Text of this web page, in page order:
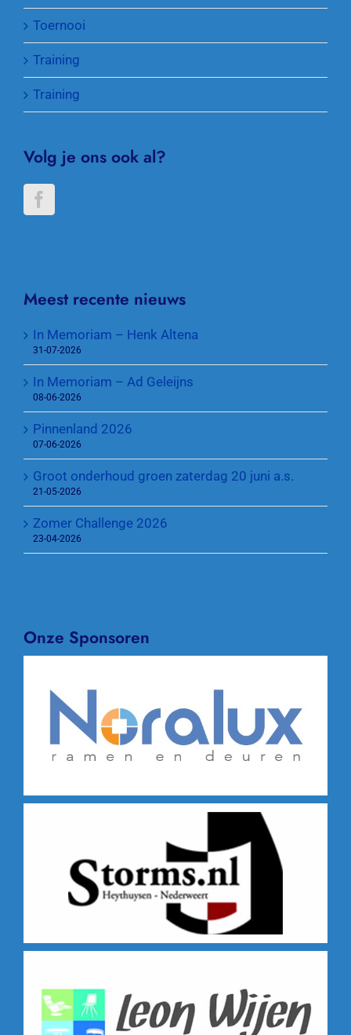
Toernooi
Training
Training
Volg je ons ook al?
Meest recente nieuws
In Memoriam – Henk Altena
31-07-2026
In Memoriam – Ad Geleijns
08-06-2026
Pinnenland 2026
07-06-2026
Groot onderhoud groen zaterdag 20 juni a.s.
21-05-2026
Zomer Challenge 2026
23-04-2026
Onze Sponsoren